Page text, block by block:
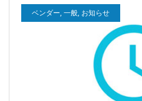
ベンダー, 一般, お知らせ